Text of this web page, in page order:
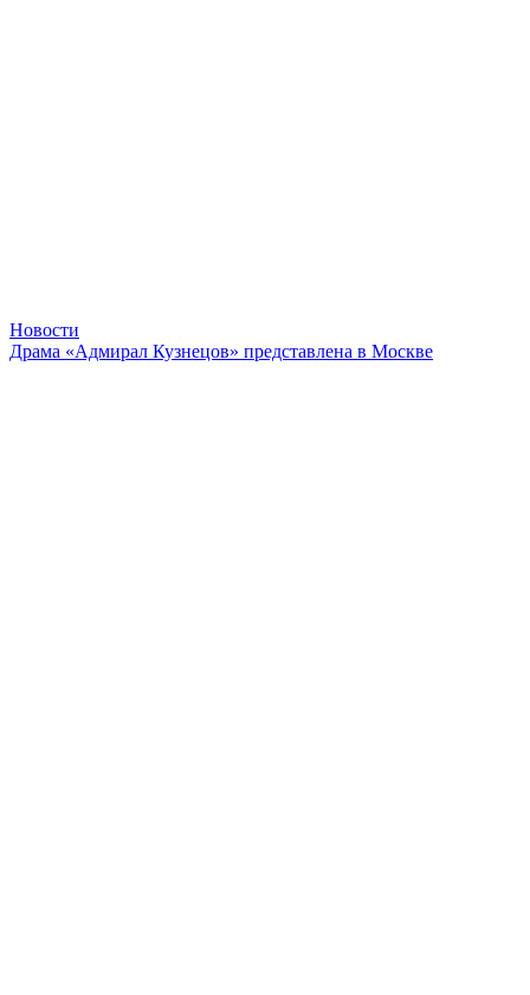
Новости
Драма «Адмирал Кузнецов» представлена в Москве